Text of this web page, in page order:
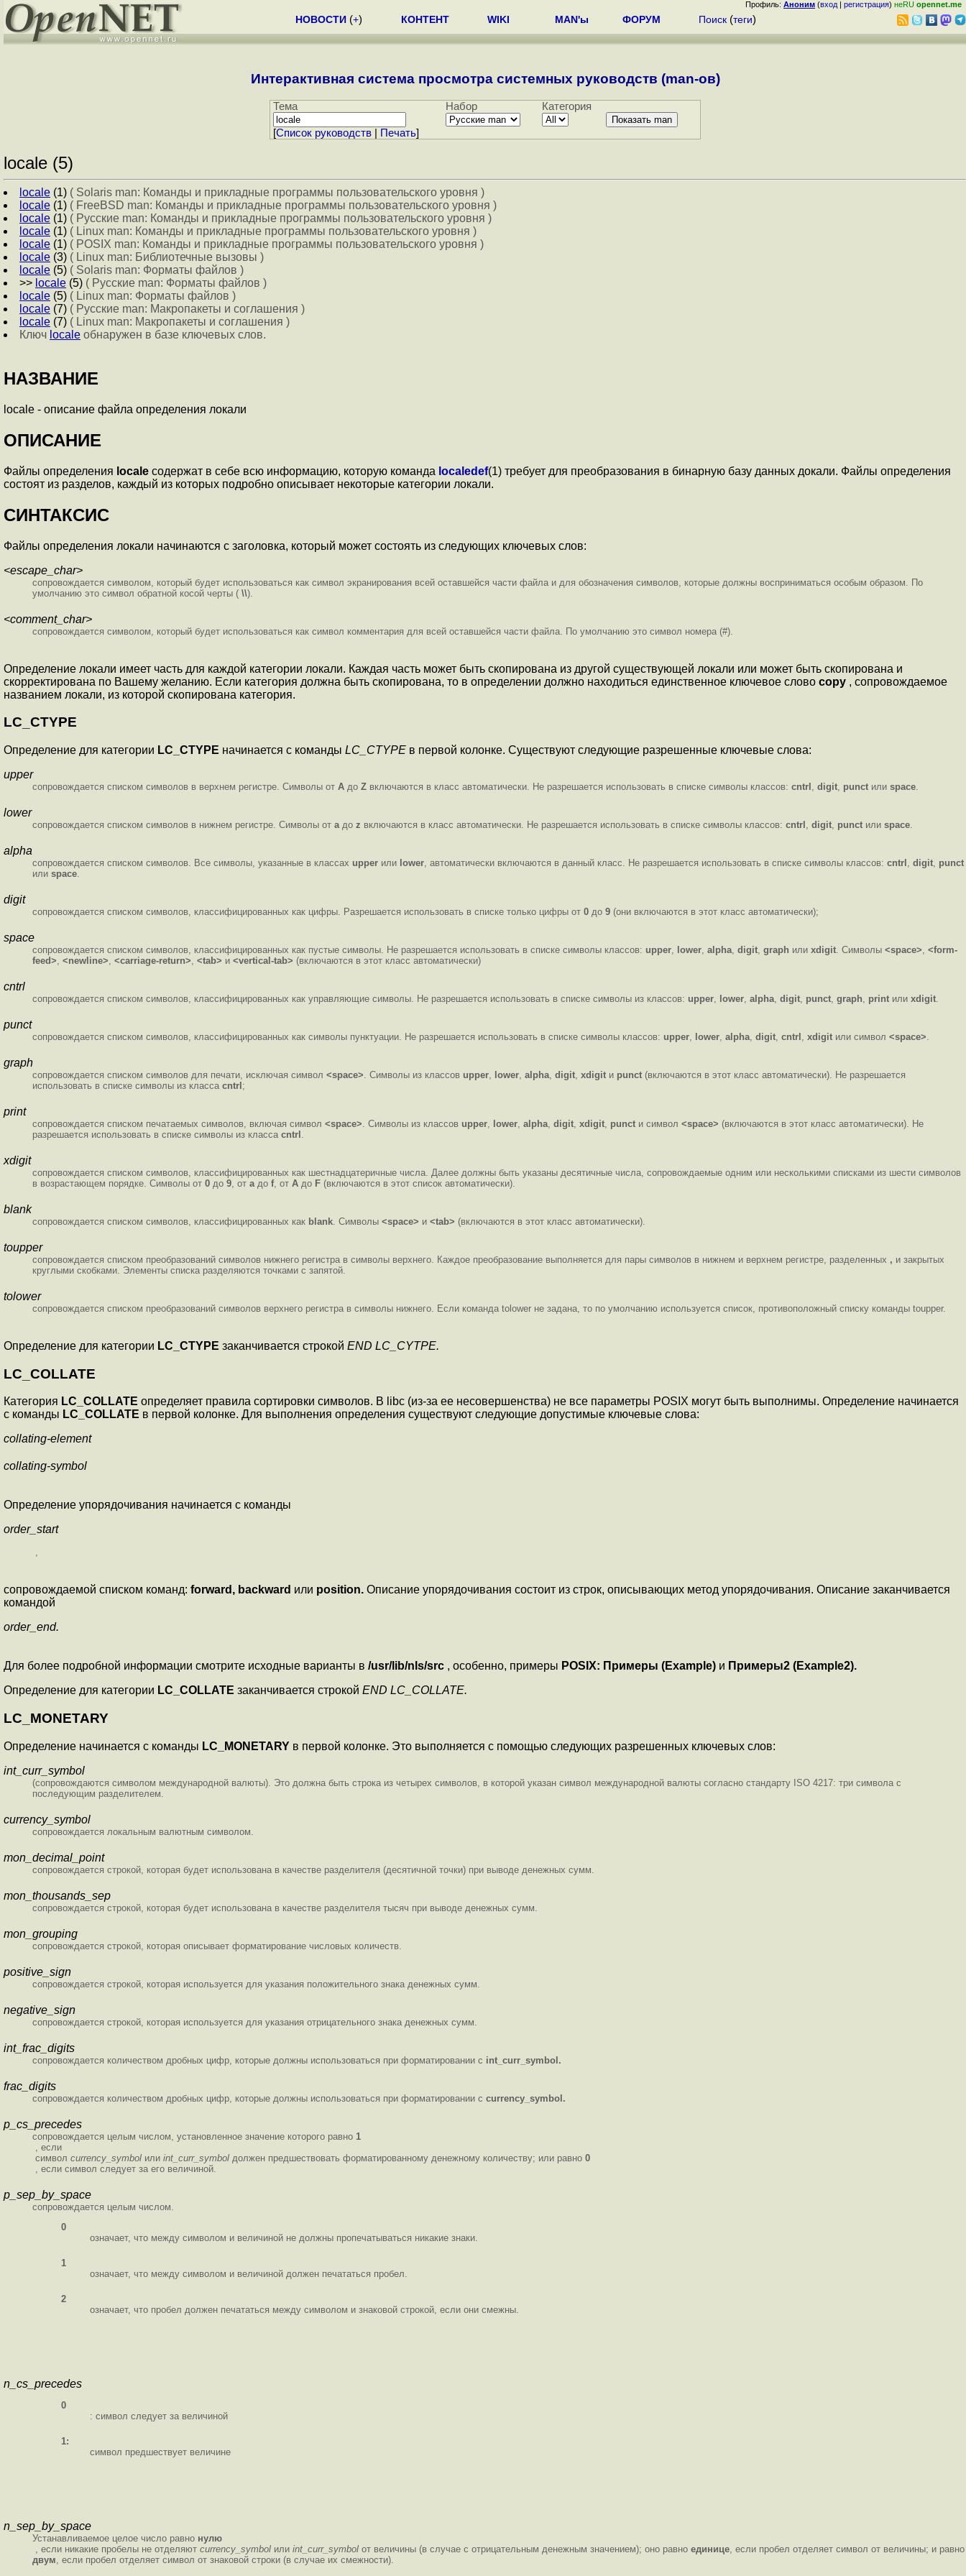
Профиль: Аноним (вход | регистрация) неRU opennet.me
НОВОСТИ (+) КОНТЕНТ WIKI MAN'ы ФОРУМ Поиск (теги)
Интерактивная система просмотра системных руководств (man-ов)
Тема Набор Категория
[Cписок руководств| Печать]
locale (5)
locale (1) ( Solaris man: Команды и прикладные программы пользовательского уровня )
locale (1) ( FreeBSD man: Команды и прикладные программы пользовательского уровня )
locale (1) ( Русские man: Команды и прикладные программы пользовательского уровня )
locale (1) ( Linux man: Команды и прикладные программы пользовательского уровня )
locale (1) ( POSIX man: Команды и прикладные программы пользовательского уровня )
locale (3) ( Linux man: Библиотечные вызовы )
locale (5) ( Solaris man: Форматы файлов )
>> locale (5) ( Русские man: Форматы файлов )
locale (5) ( Linux man: Форматы файлов )
locale (7) ( Русские man: Макропакеты и соглашения )
locale (7) ( Linux man: Макропакеты и соглашения )
Ключ locale обнаружен в базе ключевых слов.
НАЗВАНИЕ
locale - описание файла определения локали
ОПИСАНИЕ
Файлы определения locale содержат в себе всю информацию, которую команда localedef(1) требует для преобразования в бинарную базу данных докали. Файлы определения
состоят из разделов, каждый из которых подробно описывает некоторые категории локали.
СИНТАКСИС
Файлы определения локали начинаются с заголовка, который может состоять из следующих ключевых слов:
<escape_char>
сопровождается символом, который будет использоваться как символ экранирования всей оставшейся части файла и для обозначения символов, которые должны восприниматься особым образом. По
умолчанию это символ обратной косой черты ( \\).
<comment_char>
сопровождается символом, который будет использоваться как символ комментария для всей оставшейся части файла. По умолчанию это символ номера (#).
Определение локали имеет часть для каждой категории локали. Каждая часть может быть скопирована из другой существующей локали или может быть скопирована и
скорректирована по Вашему желанию. Если категория должна быть скопирована, то в определении должно находиться единственное ключевое слово copy , сопровождаемое
названием локали, из которой скопирована категория.
LC_CTYPE
Определение для категории LC_CTYPE начинается с команды LC_CTYPE в первой колонке. Существуют следующие разрешенные ключевые слова:
upper
сопровождается списком символов в верхнем регистре. Символы от A до Z включаются в класс автоматически. Не разрешается использовать в списке символы классов: cntrl , digit, punct или space.
lower
сопровождается списком символов в нижнем регистре. Символы от aдо z включаются в класс автоматически. Не разрешается использовать в списке символы классов: cntrl , digit, punct или space.
alpha
сопровождается списком символов. Все символы, указанные в классах upper или lower, автоматически включаются в данный класс. Не разрешается использовать в списке символы классов: cntrl , digit, punct
или space.
digit
сопровождается списком символов, классифицированных как цифры. Разрешается использовать в списке только цифры от 0 до 9 (они включаются в этот класс автоматически);
space
сопровождается списком символов, классифицированных как пустые символы. Не разрешается использовать в списке символы классов: upper, lower, alpha, digit, graph или xdigit. Символы <space>, <form-
feed>, <newline>, <carriage-return>, <tab> и <vertical-tab> (включаются в этот класс автоматически)
cntrl
сопровождается списком символов, классифицированных как управляющие символы. Не разрешается использовать в списке символы из классов: upper, lower, alpha, digit, punct, graph, print или xdigit.
punct
сопровождается списком символов, классифицированных как символы пунктуации. Не разрешается использовать в списке символы классов: upper, lower, alpha, digit, cntrl , xdigit или символ <space>.
graph
сопровождается списком символов для печати, исключая символ <space>. Символы из классов upper, lower, alpha, digit, xdigit и punct (включаются в этот класс автоматически). Не разрешается
использовать в списке символы из класса cntrl ;
print
сопровождается списком печатаемых символов, включая символ <space>. Символы из классов upper, lower, alpha, digit, xdigit, punct и символ <space> (включаются в этот класс автоматически). Не
разрешается использовать в списке символы из класса cntrl .
xdigit
сопровождается списком символов, классифицированных как шестнадцатеричные числа. Далее должны быть указаны десятичные числа, сопровождаемые одним или несколькими списками из шести символов
в возрастающем порядке. Символы от 0 до 9, от aдо f, от A до F (включаются в этот список автоматически).
blank
сопровождается списком символов, классифицированных как blank. Символы <space> и <tab> (включаются в этот класс автоматически).
toupper
сопровождается списком преобразований символов нижнего регистра в символы верхнего. Каждое преобразование выполняется для пары символов в нижнем и верхнем регистре, разделенных , и закрытых
круглыми скобками. Элементы списка разделяются точками с запятой.
tolower
сопровождается списком преобразований символов верхнего регистра в символы нижнего. Если команда tolower не задана, то по умолчанию используется список, противоположный списку команды toupper.
Определение для категории LC_CTYPE заканчивается строкой END LC_CYTPE.
LC_COLLATE
Категория LC_COLLATE определяет правила сортировки символов. В libc (из-за ее несовершенства) не все параметры POSIX могут быть выполнимы. Определение начинается
с команды LC_COLLATE в первой колонке. Для выполнения определения существуют следующие допустимые ключевые слова:
collating-element
collating-symbol
Определение упорядочивания начинается с команды
order_start
,
сопровождаемой списком команд: forward, backward или position. Описание упорядочивания состоит из строк, описывающих метод упорядочивания. Описание заканчивается
командой
order_end.
Для более подробной информации смотрите исходные варианты в /usr/lib/nls/src , особенно, примеры POSIX: Примеры (Example) и Примеры2 (Example2).
Определение для категории LC_COLLATE заканчивается строкой END LC_COLLATE.
LC_MONETARY
Определение начинается с команды LC_MONETARY в первой колонке. Это выполняется с помощью следующих разрешенных ключевых слов:
int_curr_symbol
(сопровождаются символом международной валюты). Это должна быть строка из четырех символов, в которой указан символ международной валюты согласно стандарту ISO 4217: три символа с
последующим разделителем.
currency_symbol
сопровождается локальным валютным символом.
mon_decimal_point
сопровождается строкой, которая будет использована в качестве разделителя (десятичной точки) при выводе денежных сумм.
mon_thousands_sep
сопровождается строкой, которая будет использована в качестве разделителя тысяч при выводе денежных сумм.
mon_grouping
сопровождается строкой, которая описывает форматирование числовых количеств.
positive_sign
сопровождается строкой, которая используется для указания положительного знака денежных сумм.
negative_sign
сопровождается строкой, которая используется для указания отрицательного знака денежных сумм.
int_frac_digits
сопровождается количеством дробных цифр, которые должны использоваться при форматировании с int_curr_symbol.
frac_digits
сопровождается количеством дробных цифр, которые должны использоваться при форматировании с currency_symbol.
p_cs_precedes
сопровождается целым числом, установленное значение которого равно 1
, если
символ currency_symbol или int_curr_symbol должен предшествовать форматированному денежному количеству; или равно 0
, если символ следует за его величиной.
p_sep_by_space
сопровождается целым числом.
0
означает, что между символом и величиной не должны пропечатываться никакие знаки.
1
означает, что между символом и величиной должен печататься пробел.
2
означает, что пробел должен печататься между символом и знаковой строкой, если они смежны.
n_cs_precedes
0
: символ следует за величиной
1:
символ предшествует величине
n_sep_by_space
Устанавливаемое целое число равно нулю
, если никакие пробелы не отделяют currency_symbol или int_curr_symbol от величины (в случае с отрицательным денежным значением); оно равно единице , если пробел отделяет символ от величины; и равно
двум , если пробел отделяет символ от знаковой строки (в случае их смежности).